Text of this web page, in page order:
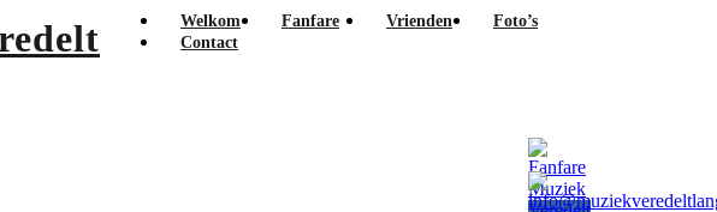
Welkom Fanfare Vrienden
Foto’s
Contact